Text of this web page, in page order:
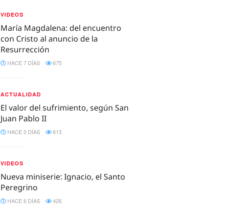
VIDEOS
María Magdalena: del encuentro
con Cristo al anuncio de la
Resurrección
HACE 7 DÍAS 675
ACTUALIDAD
El valor del sufrimiento, según San
Juan Pablo II
HACE 2 DÍAS 613
VIDEOS
Nueva miniserie: Ignacio, el Santo
Peregrino
HACE 6 DÍAS 426